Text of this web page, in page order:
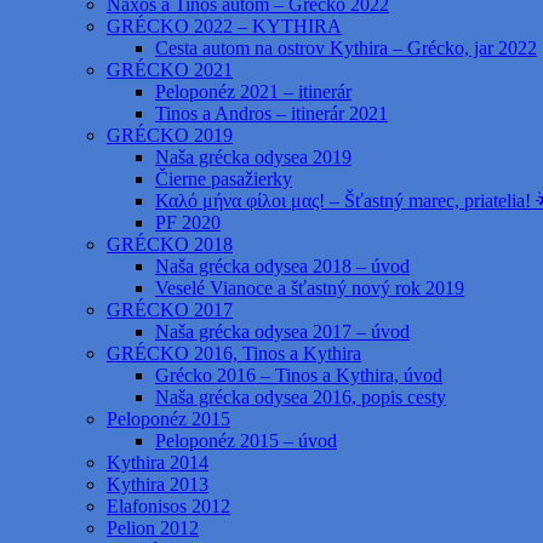
Naxos a Tinos autom – Grécko 2022
GRÉCKO 2022 – KYTHIRA
Cesta autom na ostrov Kythira – Grécko, jar 2022
GRÉCKO 2021
Peloponéz 2021 – itinerár
Tinos a Andros – itinerár 2021
GRÉCKO 2019
Naša grécka odysea 2019
Čierne pasažierky
Καλό μήνα φίλοι μας! – Šťastný marec, priatelia!
PF 2020
GRÉCKO 2018
Naša grécka odysea 2018 – úvod
Veselé Vianoce a šťastný nový rok 2019
GRÉCKO 2017
Naša grécka odysea 2017 – úvod
GRÉCKO 2016, Tinos a Kythira
Grécko 2016 – Tinos a Kythira, úvod
Naša grécka odysea 2016, popis cesty
Peloponéz 2015
Peloponéz 2015 – úvod
Kythira 2014
Kythira 2013
Elafonisos 2012
Pelion 2012